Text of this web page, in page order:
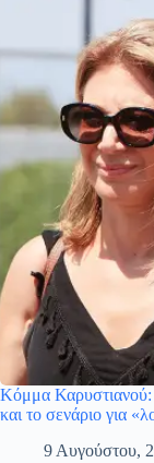
Κόμμα Καρυστιανού:
και το σενάριο για
9 Αυγούστου,